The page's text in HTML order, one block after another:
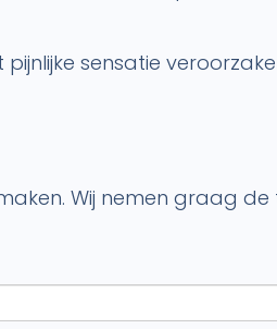
sensatie
Wij nemen graag de